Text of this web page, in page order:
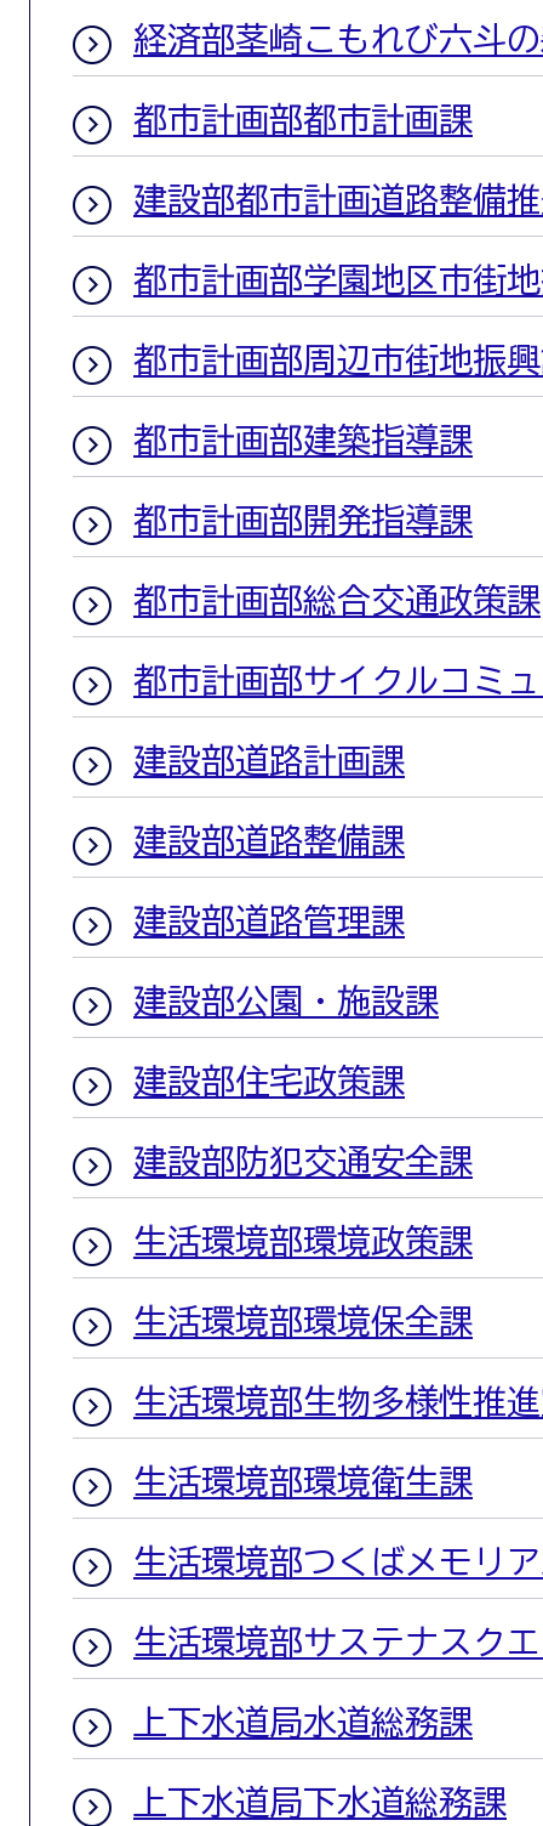
経済部茎崎こもれび六斗
都市計画部都市計画課
建設部都市計画道路整備
都市計画部学園地区市街
都市計画部周辺市街地振
都市計画部建築指導課
都市計画部開発指導課
都市計画部総合交通政策課
都市計画部サイクルコミ
建設部道路計画課
建設部道路整備課
建設部道路管理課
建設部公園・施設課
建設部住宅政策課
建設部防犯交通安全課
生活環境部環境政策課
生活環境部環境保全課
生活環境部生物多様性推
生活環境部環境衛生課
生活環境部つくばメモリ
生活環境部サステナスク
上下水道局水道総務課
上下水道局下水道総務課